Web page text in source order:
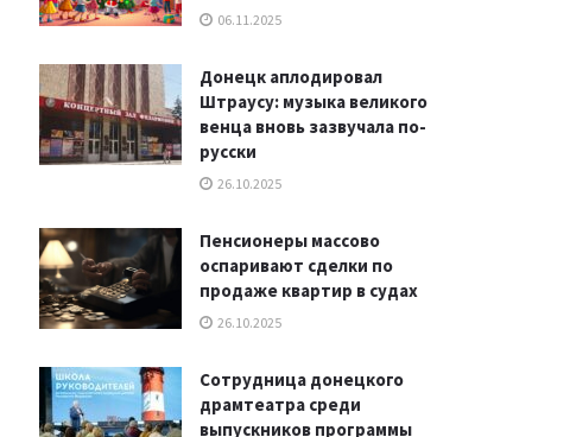
06.11.2025
Донецк аплодировал
Штраусу: музыка великого
венца вновь зазвучала по-
русски
26.10.2025
Пенсионеры массово
оспаривают сделки по
продаже квартир в судах
26.10.2025
Сотрудница донецкого
драмтеатра среди
выпускников программы